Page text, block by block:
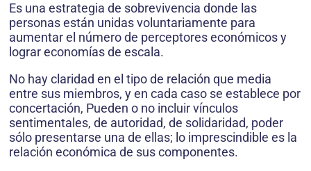
Es una estrategia de sobrevivencia donde las
personas están unidas voluntariamente para
aumentar el número de perceptores económicos y
lograr economías de escala.
No hay claridad en el tipo de relación que media
entre sus miembros, y en cada caso se establece por
concertación, Pueden o no incluir vínculos
sentimentales, de autoridad, de solidaridad, poder
sólo presentarse una de ellas; lo imprescindible es la
relación económica de sus componentes.